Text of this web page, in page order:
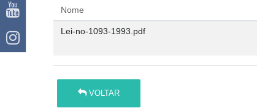
Nome
Lei-no-1093-1993.pdf
VOLTAR